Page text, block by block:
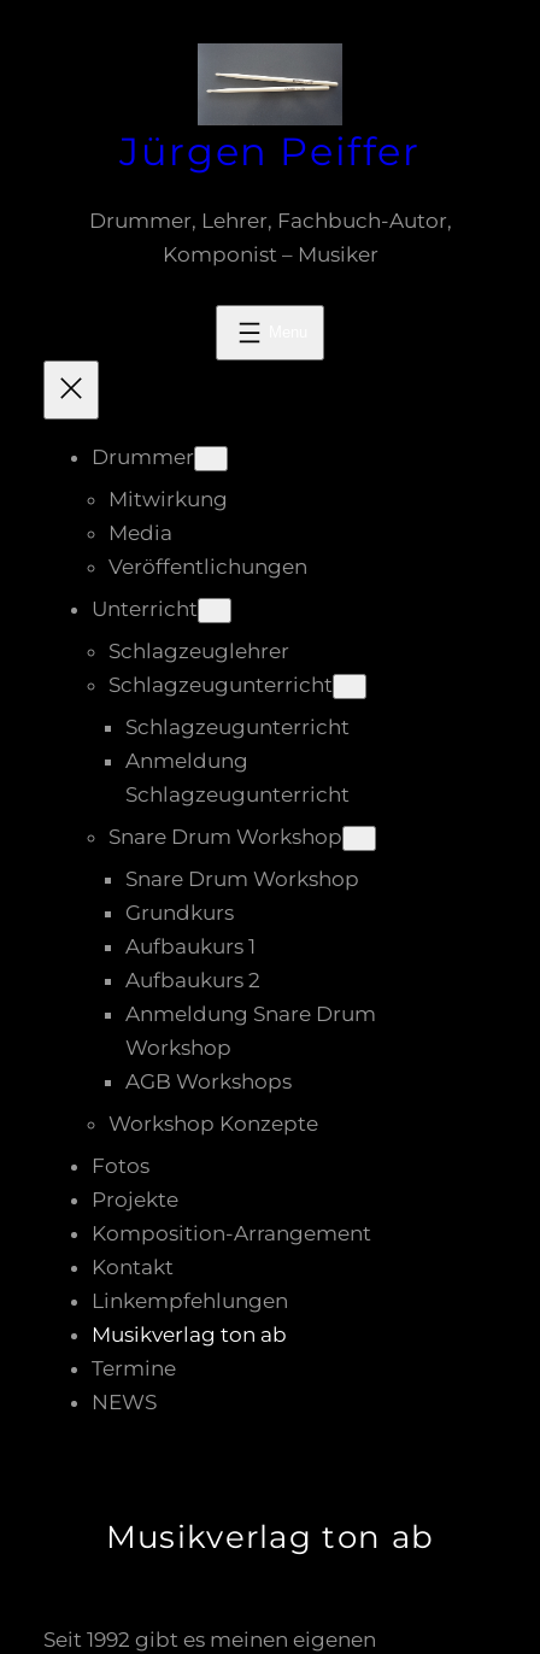
Jürgen Peiffer
Drummer, Lehrer, Fachbuch-Autor,
Komponist – Musiker
Drummer
Mitwirkung
Media
Veröffentlichungen
Unterricht
Schlagzeuglehrer
Schlagzeugunterricht
Schlagzeugunterricht
Anmeldung
Schlagzeugunterricht
Snare Drum Workshop
Snare Drum Workshop
Grundkurs
Aufbaukurs 1
Aufbaukurs 2
Anmeldung Snare Drum
Workshop
AGB Workshops
Workshop Konzepte
Fotos
Projekte
Komposition-Arrangement
Kontakt
Linkempfehlungen
Musikverlag ton ab
Termine
NEWS
Musikverlag ton ab
Seit 1992 gibt es meinen eigenen